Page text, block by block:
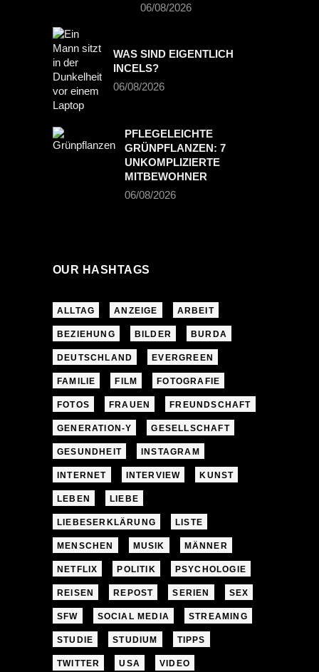
06/08/2026
WAS SIND EIGENTLICH
INCELS?
06/08/2026
PFLEGELEICHTE
GRÜNPFLANZEN: 7
UNKOMPLIZIERTE
MITBEWOHNER
06/08/2026
OUR HASHTAGS
ALLTAG ANZEIGE ARBEIT
BEZIEHUNG BILDER BURDA
DEUTSCHLAND EVERGREEN
FAMILIE FILM FOTOGRAFIE
FOTOS FRAUEN FREUNDSCHAFT
GENERATION-Y GESELLSCHAFT
GESUNDHEIT INSTAGRAM
INTERNET INTERVIEW KUNST
LEBEN LIEBE
LIEBESERKLÄRUNG LISTE
MENSCHEN MUSIK MÄNNER
NETFLIX POLITIK PSYCHOLOGIE
REISEN REPOST SERIEN SEX
SFW SOCIAL MEDIA STREAMING
STUDIE STUDIUM TIPPS
TWITTER USA VIDEO